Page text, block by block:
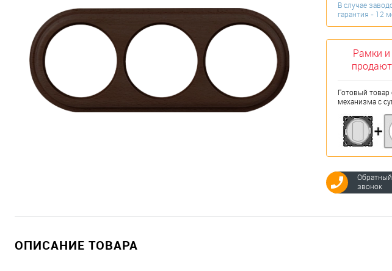
В случае
гарантия - 12
Рамки
Готовый товар
механизма с
Обратный
звонок
ОПИСАНИЕ ТОВАРА